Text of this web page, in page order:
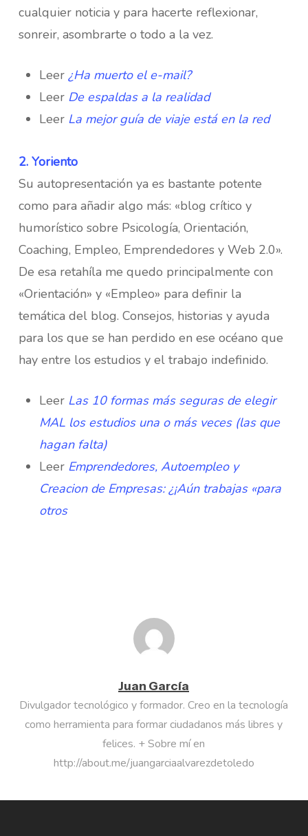
cualquier noticia y para hacerte reflexionar,
sonreir, asombrarte o todo a la vez.
Leer ¿Ha muerto el e-mail?
Leer De espaldas a la realidad
Leer La mejor guía de viaje está en la red
2. Yoriento
Su autopresentación ya es bastante potente
como para añadir algo más: «blog crítico y
humorístico sobre Psicología, Orientación,
Coaching, Empleo, Emprendedores y Web 2.0».
De esa retahíla me quedo principalmente con
«Orientación» y «Empleo» para definir la
temática del blog. Consejos, historias y ayuda
para los que se han perdido en ese océano que
hay entre los estudios y el trabajo indefinido.
Leer Las 10 formas más seguras de elegir
MAL los estudios una o más veces (las que
hagan falta)
Leer Emprendedores, Autoempleo y
Creacion de Empresas: ¿¡Aún trabajas «para
otros
Juan García
Divulgador tecnológico y formador. Creo en la tecnología
como herramienta para formar ciudadanos más libres y
felices. + Sobre mí en
http://about.me/juangarciaalvarezdetoledo